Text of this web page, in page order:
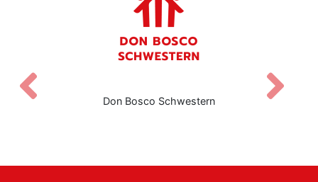
Don Bosco Schwestern
Zurück